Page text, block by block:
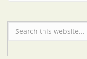
Formulario de